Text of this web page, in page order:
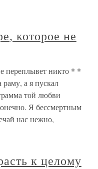
которое не
переплывет никто * *
а я пускал
той любви
Я бессмертным
нас нежно,
к целому